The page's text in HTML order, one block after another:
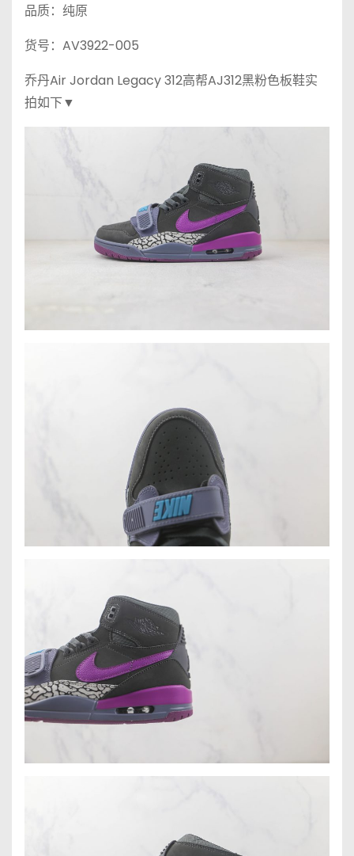
品质：纯原
货号：AV3922-005
乔丹Air Jordan Legacy 312高帮AJ312黑粉色板鞋实
拍如下▼